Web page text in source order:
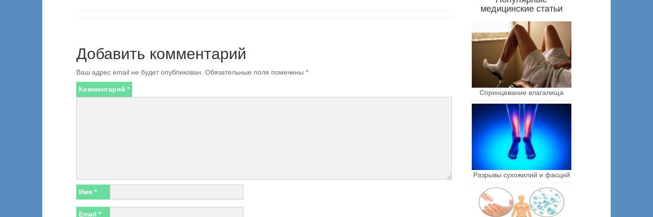
Добавить комментарий
Ваш адрес email не будет опубликован. Обязательные поля помечены *
Комментарий *
Имя *
Email *
медицинские статьи
Спринцевание влагалища
Разрывы сухожилий и фасций